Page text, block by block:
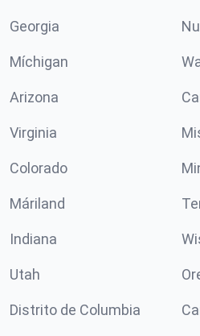
Georgia
Míchigan
Arizona
Virginia
Colorado
Máriland
Indiana
Utah
Distrito de Columbia